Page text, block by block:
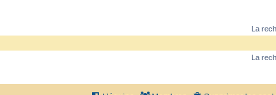
La
La